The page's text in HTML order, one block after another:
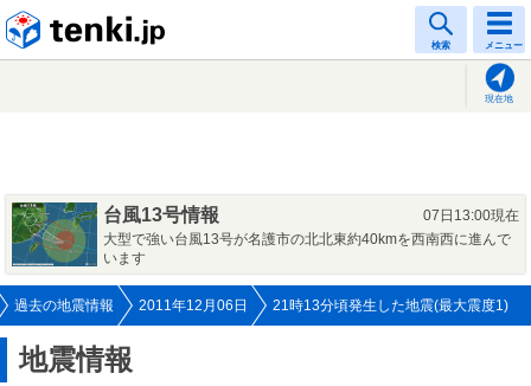
検索 メニュー
現在地
台風13号情報
07日13:00現在
大型で強い台風13号が名護市の北北東約40kmを西南西に進んで
います
過去の地震情報 2011年12月06日 21時13分頃発生した地震(最大震度1)
地震情報